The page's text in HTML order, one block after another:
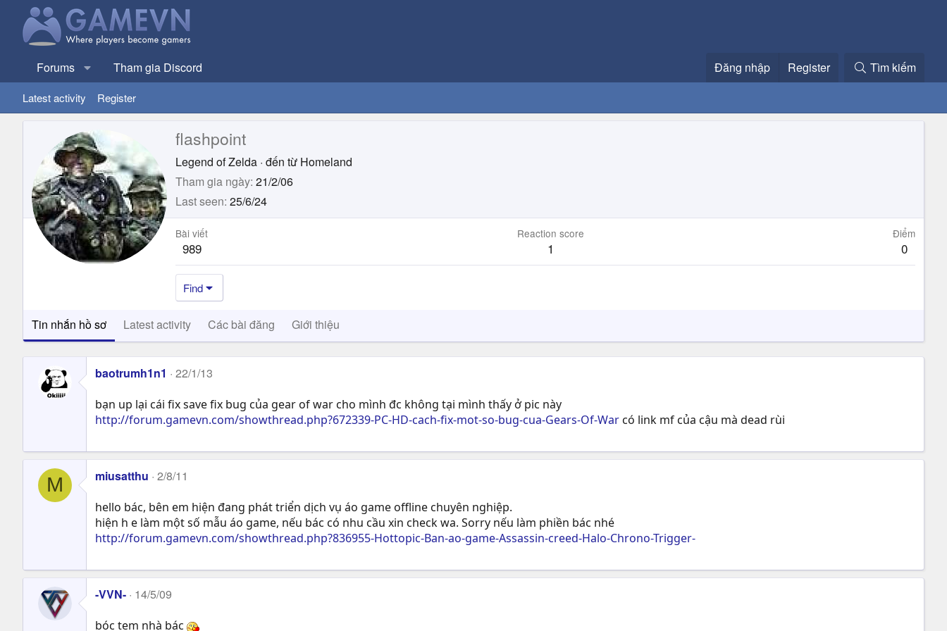
Forums Tham gia Discord Đăng nhập Register Tìm kiếm
Latest activity Register
flashpoint
Legend of Zelda · đến từ Homeland
Tham gia ngày 21/2/06
Last seen 25/6/24
Bài viết
989
Reaction score
1
Điểm
0
Find
Tin nhắn hồ sơ Latest activity Các bài đăng Giới thiệu
baotrumh1n1 22/1/13
bạn up lại cái fix save fix bug của gear of war cho mình đc không tại mình thấy ở pic này
http://forum.gamevn.com/showthread.php?672339-PC-HD-cach-fix-mot-so-bug-cua-Gears-Of-Warcó link mf của cậu mà dead rùi
M miusatthu 2/8/11
hello bác, bên em hiện đang phát triển dịch vụ áo game offline chuyên nghiệp.
hiện h e làm một số mẫu áo game, nếu bác có nhu cầu xin check wa. Sorry nếu làm phiền bác nhé
http://forum.gamevn.com/showthread.php?836955-Hottopic-Ban-ao-game-Assassin-creed-Halo-Chrono-Trigger-
-VVN- 14/5/09
bóc tem nhà bác